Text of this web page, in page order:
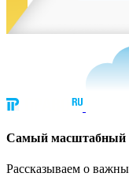
Cамый масштабный
Рассказываем о